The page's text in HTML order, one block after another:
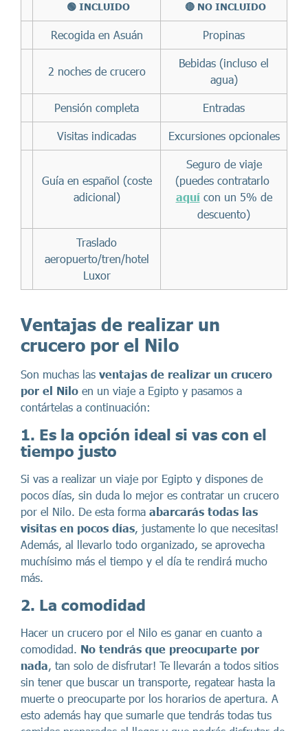
🟢 INCLUIDO 🔴 NO INCLUIDO
Recogida en Asuán Propinas
2 noches de crucero
Bebidas (incluso el
agua)
Pensión completa Entradas
Visitas indicadas Excursiones opcionales
Guía en español (coste
adicional)
Seguro de viaje
(puedes contratarlo
aquícon un 5% de
descuento)
Traslado
aeropuerto/tren/hotel
Luxor
Ventajas de realizar un
crucero por el Nilo
Son muchas las ventajas de realizar un crucero
por el Nilo en un viaje a Egipto y pasamos a
contártelas a continuación:
1. Es la opción ideal si vas con el
tiempo justo
Si vas a realizar un viaje por Egipto y dispones de
pocos días, sin duda lo mejor es contratar un crucero
por el Nilo. De esta forma abarcarás todas las
visitas en pocos días, justamente lo que necesitas!
Además, al llevarlo todo organizado, se aprovecha
muchísimo más el tiempo y el día te rendirá mucho
más.
2. La comodidad
Hacer un crucero por el Nilo es ganar en cuanto a
comodidad. No tendrás que preocuparte por
nada, tan solo de disfrutar! Te llevarán a todos sitios
sin tener que buscar un transporte, regatear hasta la
muerte o preocuparte por los horarios de apertura. A
esto además hay que sumarle que tendrás todas tus